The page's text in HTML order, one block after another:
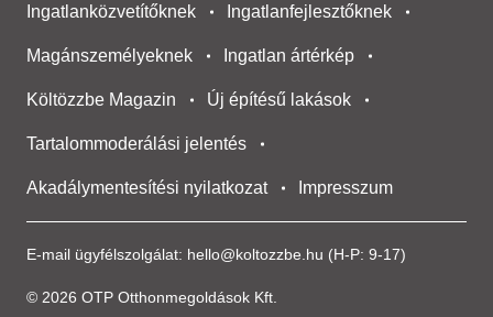
E-mail ügyfélszolgálat: hello@koltozzbe.hu (H-P: 9-17)
© 2026 OTP Otthonmegoldások Kft.
Ingatlanközvetítőknek Ingatlanfejlesztőknek
Magánszemélyeknek Ingatlan ártérkép
Költözzbe Magazin Új építésű lakások
Tartalommoderálási jelentés
Akadálymentesítési nyilatkozat Impresszum